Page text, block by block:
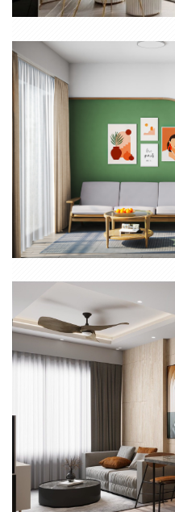
THIẾT KẾ THI CÔNG NỘI